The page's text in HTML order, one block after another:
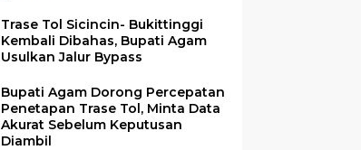
Trase Tol Sicincin- Bukittinggi
Kembali Dibahas, Bupati Agam
Usulkan Jalur Bypass
Bupati Agam Dorong Percepatan
Penetapan Trase Tol, Minta Data
Akurat Sebelum Keputusan
Diambil